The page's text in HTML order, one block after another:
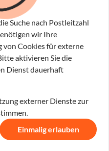
Suche nach Postleitzahl
wir Ihre
von Cookies für externe
aktivieren Sie die
Dienst dauerhaft
externer Dienste zur
Einmalig erlauben